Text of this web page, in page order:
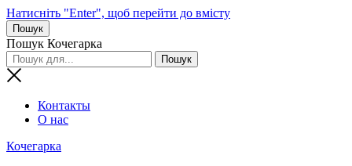
Натисніть "Enter", щоб перейти до вмісту
Пошук
Пошук Кочегарка
Контакты
О нас
Кочегарка